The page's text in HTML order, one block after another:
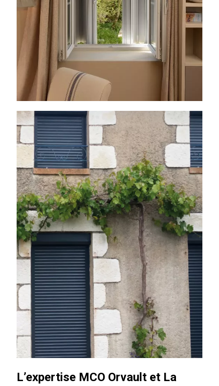
L’expertise MCO Orvault et La